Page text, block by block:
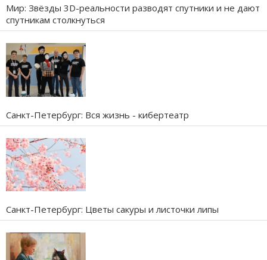
Мир: Звёзды 3D-реальности разводят спутники и не дают
спутникам столкнуться
Санкт-Петербург: Вся жизнь - кибертеатр
Санкт-Петербург: Цветы сакуры и листочки липы